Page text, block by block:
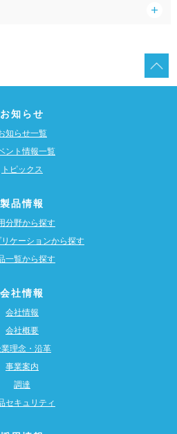
お知らせ
知らせ一覧
ント情報一覧
トピックス
製品情報
分野から探す
ケーションから探す
一覧から探す
会社情報
会社情報
会社概要
理念・沿革
事業案内
調達
セキュリティ